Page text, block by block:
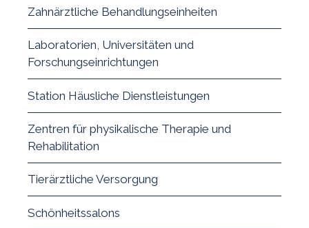
Zahnärztliche Behandlungseinheiten
Laboratorien, Universitäten und
Forschungseinrichtungen
Station Häusliche Dienstleistungen
Zentren für physikalische Therapie und
Rehabilitation
Tierärztliche Versorgung
Schönheitssalons